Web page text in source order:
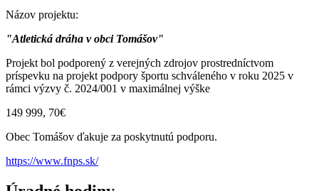
Názov projektu:
"Atletická dráha v obci Tomášov"
Projekt bol podporený z verejných zdrojov prostredníctvom
príspevku na projekt podpory športu schváleného v roku 2025 v
rámci výzvy č. 2024/001 v maximálnej výške
149 999, 70€
Obec Tomášov ďakuje za poskytnutú podporu.
https://www.fnps.sk/